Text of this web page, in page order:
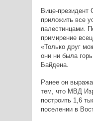
Вице-
приложить все
палестинцами.
примирение
«Только друг
они ни была
Байдена.
Ранее он
тем, что МВД
построить 1,6
поселении в